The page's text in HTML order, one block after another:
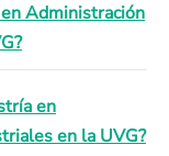
Administración
en
en la UVG?